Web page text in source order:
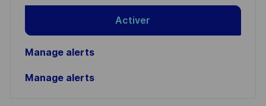
Activer
Manage alerts
Manage alerts